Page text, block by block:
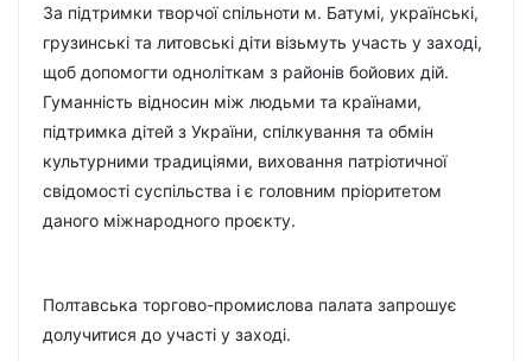
За підтримки творчої спільноти м. Батумі, українські,
грузинські та литовські діти візьмуть участь у заході,
щоб допомогти одноліткам з районів бойових дій.
Гуманність відносин між людьми та країнами,
підтримка дітей з України, спілкування та обмін
культурними традиціями, виховання патріотичної
свідомості суспільства і є головним пріоритетом
даного міжнародного проєкту.
Полтавська торгово-промислова палата запрошує
долучитися до участі у заході.